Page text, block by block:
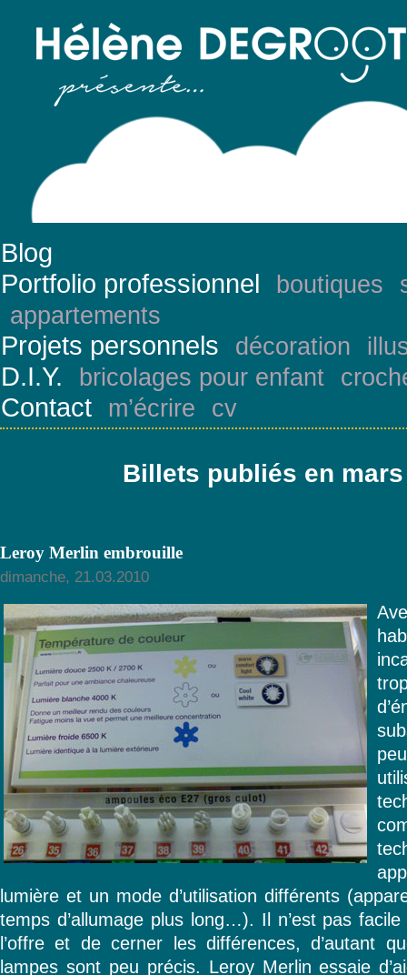
Blog
Portfolio professionnel
boutiques
appartements
Projets personnels décoration
D.I.Y. bricolages pour enfant
Contact m’écrire cv
Billets publiés en mars
Leroy Merlin embrouille
dimanche, 21.03.2010
lumière et un mode d’utilisation différents
temps d’allumage plus long…). Il n’est pas
l’offre et de cerner les différences, d’autant
lampes sont peu précis. Leroy Merlin essaie